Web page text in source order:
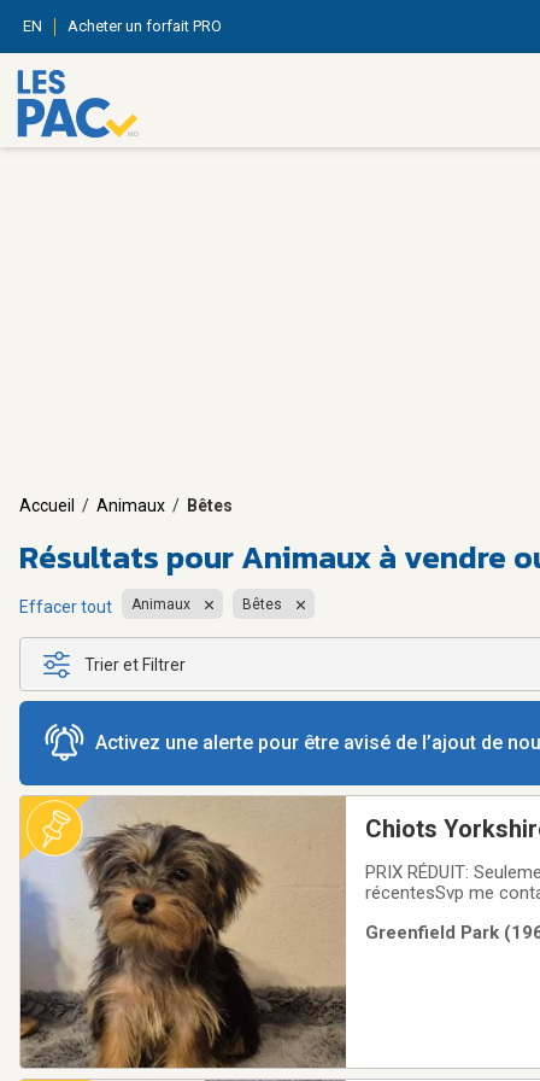
EN Acheter un forfait PRO
Accueil / Animaux / Bêtes
Résultats pourAnimaux à vendre
Effacer tout Animaux Bêtes
Trier et Filtrer
Activez une alerte pour être avisé de l’ajout de
Chiots
PRIX RÉDUIT:
récentesSvp me
personnaliséNos
Greenfield Park